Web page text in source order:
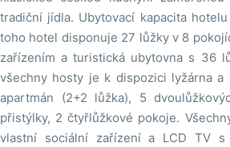
tradiční jídla. Ubytovací kapacita
toho hotel disponuje 27 lůžky v 8
zařízením a turistická ubytovna s 36
všechny hosty je k dispozici lyžárna a
apartmán (2+2 lůžka), 5
přistýlky, 2 čtyřlůžkové pokoje.
vlastní sociální zařízení a LCD TV s